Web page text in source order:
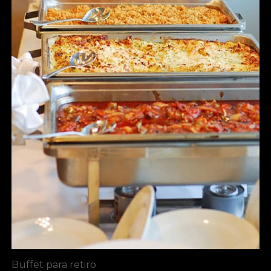
Buffet para retiro